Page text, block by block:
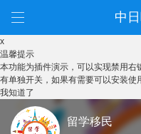
中
x
温馨提示
本功能为插件演示，可以实现禁用
有单独开关，如果有需要可以安装使
我知道了
留学移民